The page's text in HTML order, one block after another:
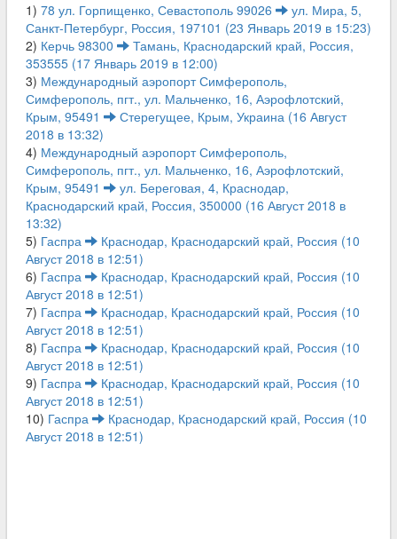
1) 78 ул. Горпищенко, Севастополь 99026
ул. Мира, 5,
Санкт-Петербург, Россия, 197101 (23 Январь 2019 в 15:23)
2) Керчь 98300
Тамань, Краснодарский край, Россия,
353555 (17 Январь 2019 в 12:00)
3) Международный аэропорт Симферополь,
Симферополь, пгт., ул. Мальченко, 16, Аэрофлотский,
Крым, 95491
Стерегущее, Крым, Украина (16 Август
2018 в 13:32)
4) Международный аэропорт Симферополь,
Симферополь, пгт., ул. Мальченко, 16, Аэрофлотский,
Крым, 95491
ул. Береговая, 4, Краснодар,
Краснодарский край, Россия, 350000 (16 Август 2018 в
13:32)
5) Гаспра
Краснодар, Краснодарский край, Россия (10
Август 2018 в 12:51)
6) Гаспра
Краснодар, Краснодарский край, Россия (10
Август 2018 в 12:51)
7) Гаспра
Краснодар, Краснодарский край, Россия (10
Август 2018 в 12:51)
8) Гаспра
Краснодар, Краснодарский край, Россия (10
Август 2018 в 12:51)
9) Гаспра
Краснодар, Краснодарский край, Россия (10
Август 2018 в 12:51)
10) Гаспра
Краснодар, Краснодарский край, Россия (10
Август 2018 в 12:51)